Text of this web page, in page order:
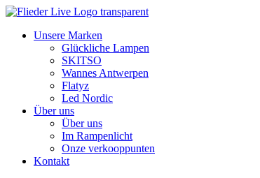
Zum
springenUnsere Marken
Glückliche Lampen
SKITSO
Wannes Antwerpen
Flatyz
Led Nordic
Über uns
Über uns
Im Rampenlicht
Onze verkooppunten
Kontakt